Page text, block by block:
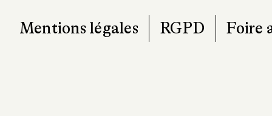
Mentions légales RGPD Foire